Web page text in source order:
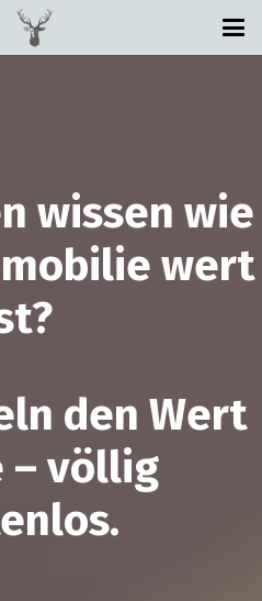
wissen wie
wert
den Wert
– völlig